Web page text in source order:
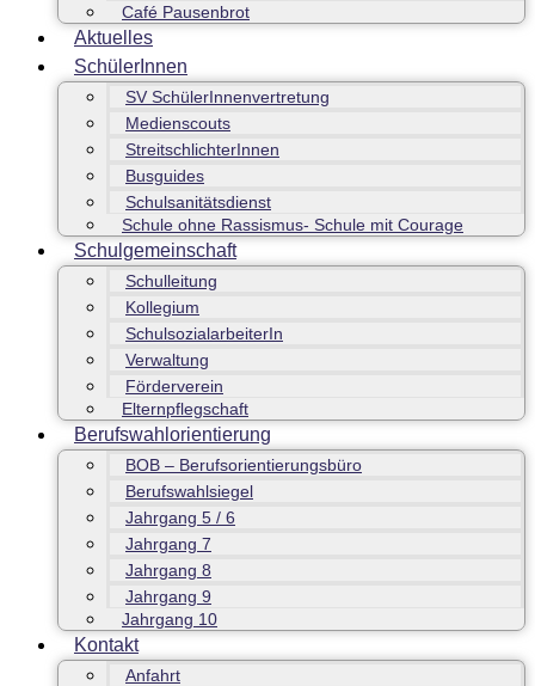
Café Pausenbrot
Aktuelles
SchülerInnen
SV SchülerInnenvertretung
Medienscouts
StreitschlichterInnen
Busguides
Schulsanitätsdienst
Schule ohne Rassismus- Schule mit Courage
Schulgemeinschaft
Schulleitung
Kollegium
SchulsozialarbeiterIn
Verwaltung
Förderverein
Elternpflegschaft
Berufswahlorientierung
BOB – Berufsorientierungsbüro
Berufswahlsiegel
Jahrgang 5 / 6
Jahrgang 7
Jahrgang 8
Jahrgang 9
Jahrgang 10
Kontakt
Anfahrt